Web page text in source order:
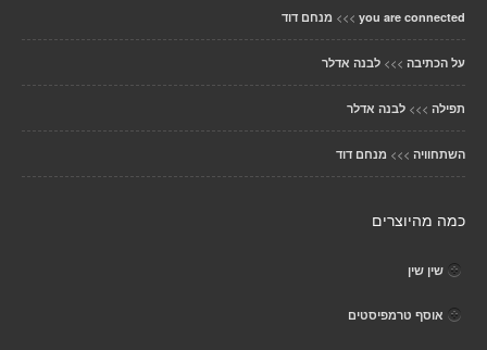
you are connected
>>> מנחם דוד
על הכתיבה >>> לבנה אדלר
תפילה >>> לבנה אדלר
השתחוויה >>> מנחם דוד
כמה מהיוצרים
שין שין
אוסף טרמפיסטים